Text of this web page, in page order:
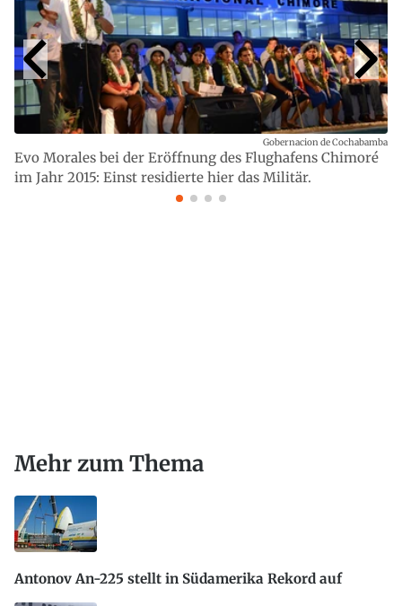
Evo Morales bei der Eröffnung des Flughafens Chimoré
im Jahr 2015: Einst residierte hier das Militär.
Gobernacion de Cochabamba
Mehr zum Thema
Antonov An-225 stellt in Südamerika Rekord auf